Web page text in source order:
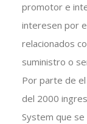
promotor e
interesen por
relacionados
suministro o
Por parte de
del 2000
System que